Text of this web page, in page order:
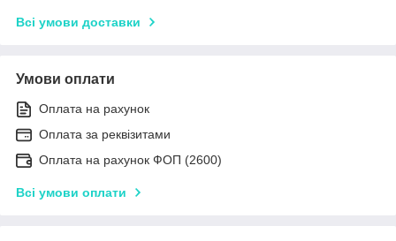
Всі умови доставки
Умови оплати
Оплата на рахунок
Оплата за реквізитами
Оплата на рахунок ФОП (2600)
Всі умови оплати